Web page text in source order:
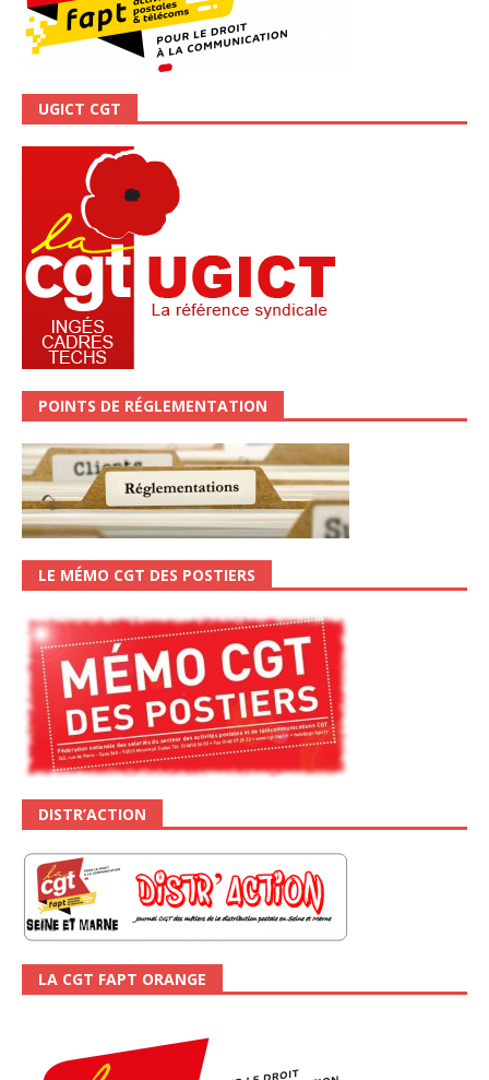
UGICT CGT
POINTS DE RÉGLEMENTATION
LE MÉMO CGT DES POSTIERS
DISTR’ACTION
LA CGT FAPT ORANGE